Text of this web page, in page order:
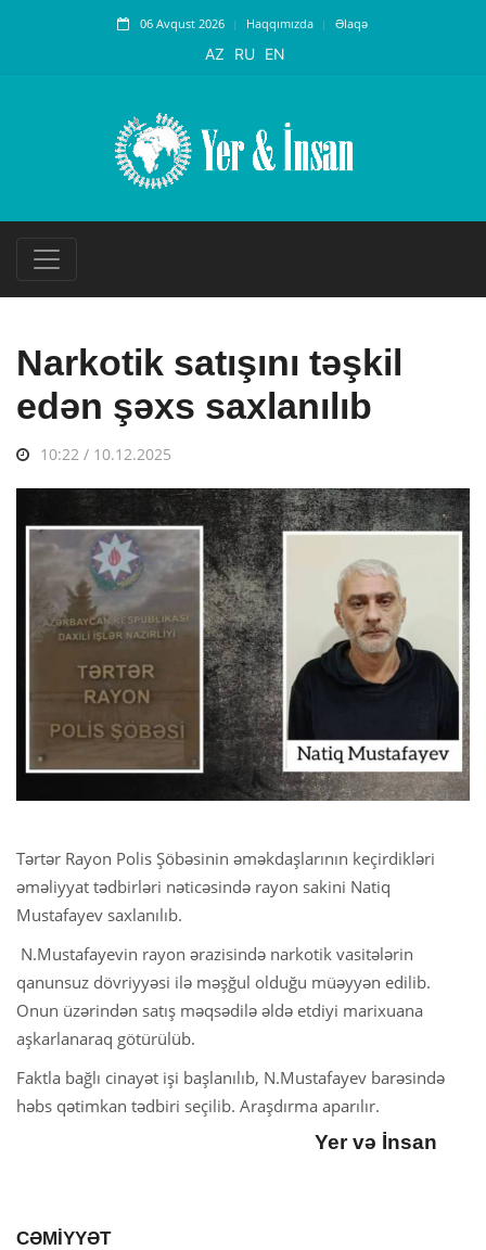
06 Avqust 2026 Haqqımızda Əlaqə
AZ RU EN
Narkotik satışını təşkil
edən şəxs saxlanılıb
10:22 / 10.12.2025
Tərtər Rayon Polis Şöbəsinin əməkdaşlarının keçirdikləri
əməliyyat tədbirləri nəticəsində rayon sakini Natiq
Mustafayev saxlanılıb.
N.Mustafayevin rayon ərazisində narkotik vasitələrin
qanunsuz dövriyyəsi ilə məşğul olduğu müəyyən edilib.
Onun üzərindən satış məqsədilə əldə etdiyi marixuana
aşkarlanaraq götürülüb.
Faktla bağlı cinayət işi başlanılıb, N.Mustafayev barəsində
həbs qətimkan tədbiri seçilib. Araşdırma aparılır.
Yer və İnsan
CƏMİYYƏT